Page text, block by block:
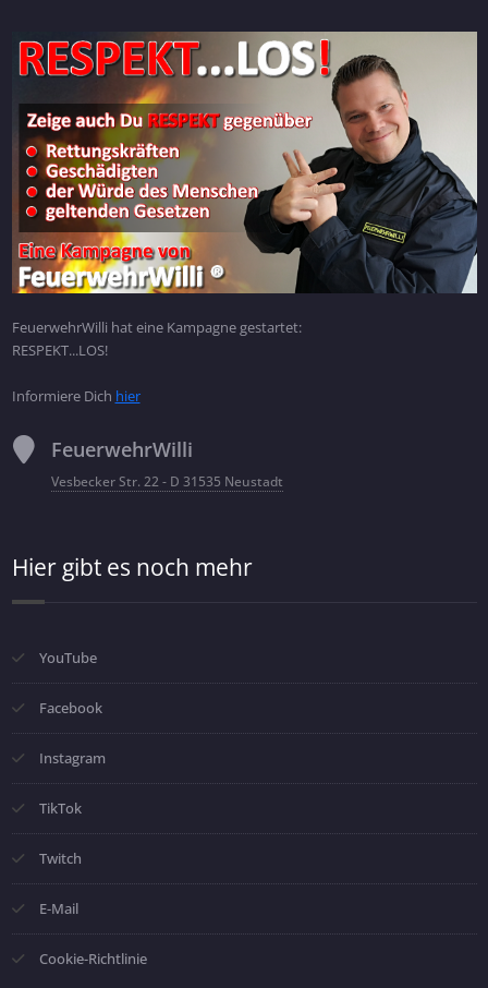
FeuerwehrWilli hat eine Kampagne gestartet:
RESPEKT...LOS!
Informiere Dich hier
FeuerwehrWilli
Vesbecker Str. 22 - D 31535 Neustadt
Hier gibt es noch mehr
YouTube
Facebook
Instagram
TikTok
Twitch
E-Mail
Cookie-Richtlinie